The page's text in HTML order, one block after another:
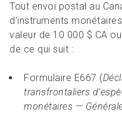
Tout envoi postal au
d’instruments
valeur de 10 000 $ CA
de ce qui suit :
Formulaire E667 (
transfrontaliers
monétaires —